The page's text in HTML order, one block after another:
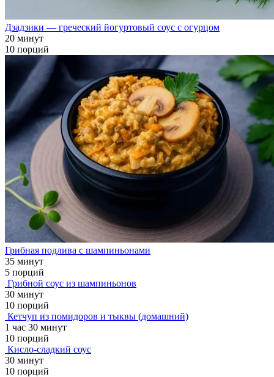
Дзадзики — греческий йогуртовый соус с огурцом
20 минут
10 порций
Грибная подлива с шампиньонами
35 минут
5 порций
Грибной соус из шампиньонов
30 минут
10 порций
Кетчуп из помидоров и тыквы (домашний)
1 час 30 минут
10 порций
Кисло-сладкий соус
30 минут
10 порций